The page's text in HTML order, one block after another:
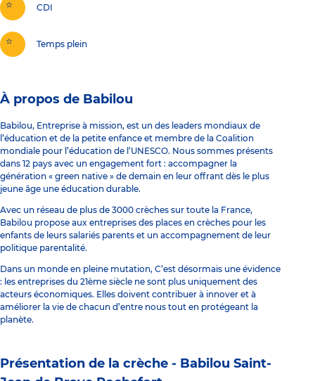
CDI
Temps plein
À propos de Babilou
Babilou, Entreprise à mission, est un des leaders mondiaux de
l’éducation et de la petite enfance et membre de la Coalition
mondiale pour l’éducation de l’UNESCO. Nous sommes présents
dans 12 pays avec un engagement fort : accompagner la
génération « green native » de demain en leur offrant dès le plus
jeune âge une éducation durable.
Avec un réseau de plus de 3000 crèches sur toute la France,
Babilou propose aux entreprises des places en crèches pour les
enfants de leurs salariés parents et un accompagnement de leur
politique parentalité.
Dans un monde en pleine mutation, C’est désormais une évidence
: les entreprises du 21ème siècle ne sont plus uniquement des
acteurs économiques. Elles doivent contribuer à innover et à
améliorer la vie de chacun d’entre nous tout en protégeant la
planète.
Présentation de la crèche - Babilou Saint-